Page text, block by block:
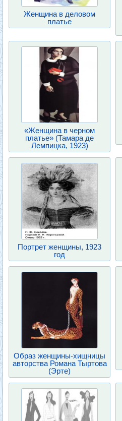
Женщина в деловом
платье
«Женщина в черном
платье» (Тамара де
Лемпицка, 1923)
Портрет женщины, 1923
год
Образ женщины-хищницы
авторства Романа Тыртова
(Эрте)